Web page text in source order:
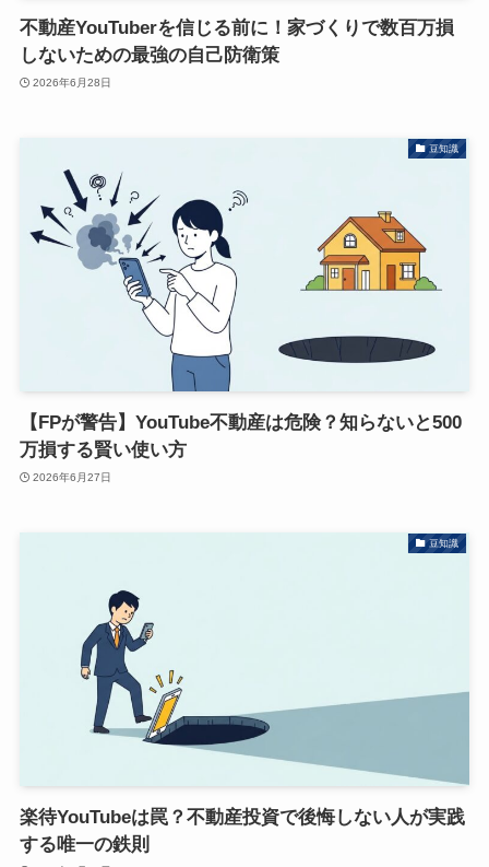
不動産YouTuberを信じる前に！家づくりで数百万損
しないための最強の自己防衛策
2026年6月28日
豆知識
【FPが警告】YouTube不動産は危険？知らないと500
万損する賢い使い方
2026年6月27日
豆知識
楽待YouTubeは罠？不動産投資で後悔しない人が実践
する唯一の鉄則